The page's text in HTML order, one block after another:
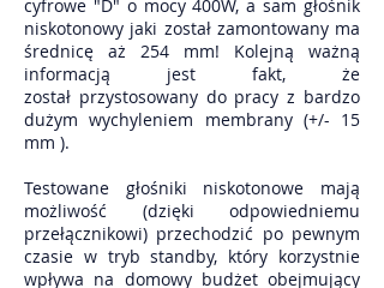
cyfrowe "D" o mocy 400W, a sam głośnik
niskotonowy jaki został zamontowany ma
średnicę aż 254 mm! Kolejną ważną
informacją jest fakt, że
został przystosowany do pracy z bardzo
dużym wychyleniem membrany (+/- 15
mm ).
Testowane głośniki niskotonowe mają
możliwość (dzięki odpowiedniemu
przełącznikowi) przechodzić po pewnym
czasie w tryb standby, który korzystnie
wpływa na domowy budżet obejmujący